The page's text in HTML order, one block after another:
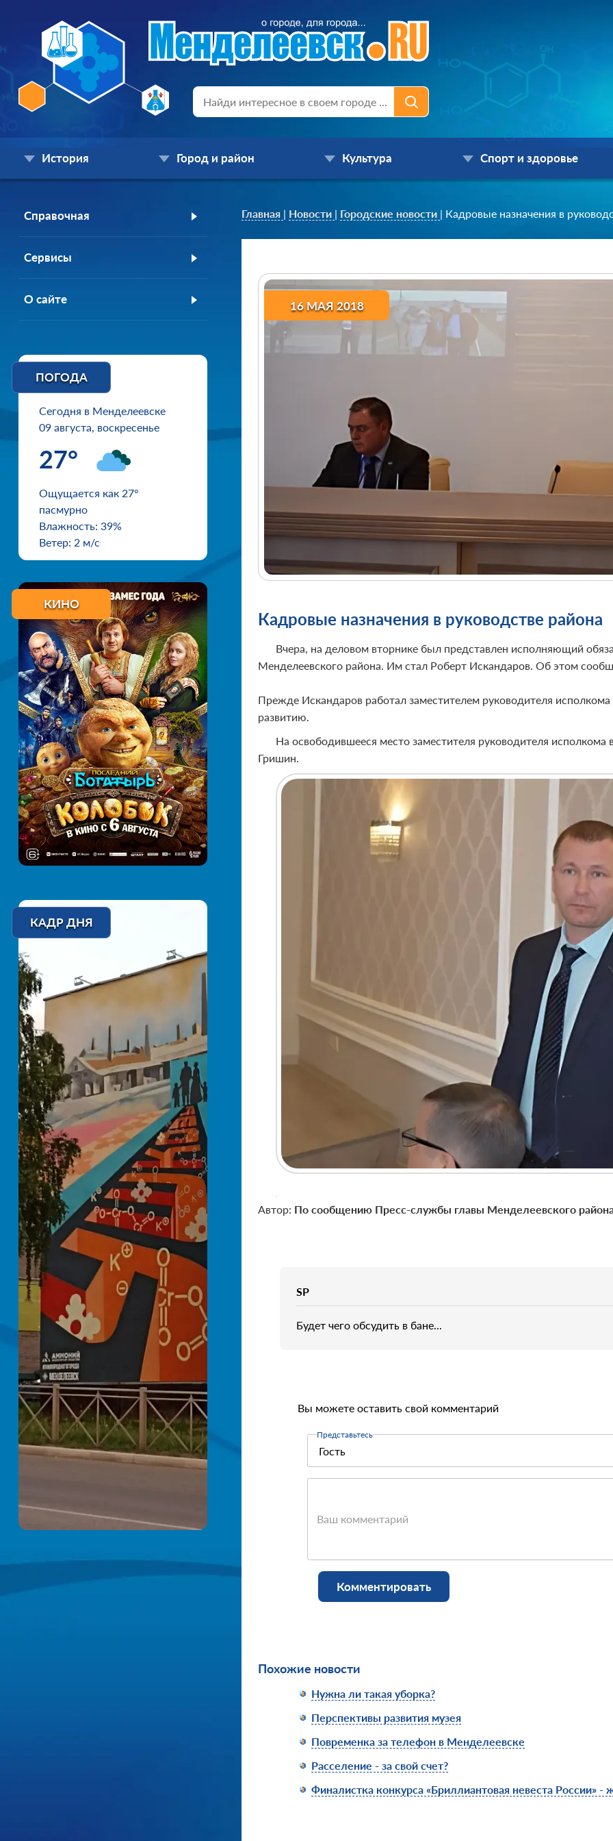
История Город и район Культура Спорт и здоровье
Справочная
Сервисы
О сайте
ПОГОДА
Сегодня в Менделеевске
09 августа, воскресенье
27°
Ощущается как 27°
пасмурно
Влажность: 39%
Ветер: 2 м/с
КИНО
КАДР ДНЯ
Главная | Новости | Городские новости | Кадровые назначения в
16 МАЯ 2018
Кадровые назначения в руководстве района
Вчера, на деловом вторнике был представлен исполняющий
Менделеевского района. Им стал Роберт Искандаров. Об этом
Прежде Искандаров работал заместителем руководителя
развитию.
На освободившееся место заместителя руководителя исполкома
Гришин.
Автор: По сообщению Пресс-службы главы Менделеевского
SP
Будет чего обсудить в бане...
Вы можете оставить свой комментарий
Представьтесь
Ваш комментарий
Комментировать
Похожие новости
Нужна ли такая уборка?
Перспективы развития музея
Повременка за телефон в Менделеевске
Расселение - за свой счет?
Финалистка конкурса «Бриллиантовая невеста России»